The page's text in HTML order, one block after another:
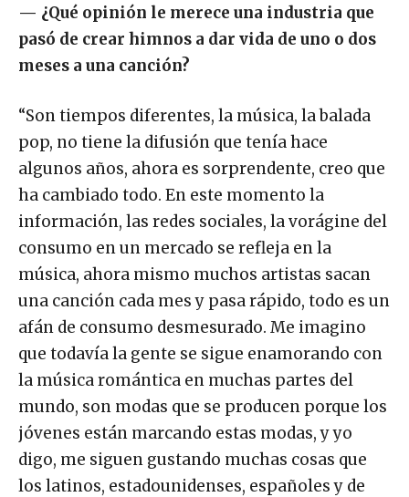
— ¿Qué opinión le merece una industria que
pasó de crear himnos a dar vida de uno o dos
meses a una canción?
“Son tiempos diferentes, la música, la balada
pop, no tiene la difusión que tenía hace
algunos años, ahora es sorprendente, creo que
ha cambiado todo. En este momento la
información, las redes sociales, la vorágine del
consumo en un mercado se refleja en la
música, ahora mismo muchos artistas sacan
una canción cada mes y pasa rápido, todo es un
afán de consumo desmesurado. Me imagino
que todavía la gente se sigue enamorando con
la música romántica en muchas partes del
mundo, son modas que se producen porque los
jóvenes están marcando estas modas, y yo
digo, me siguen gustando muchas cosas que
los latinos, estadounidenses, españoles y de